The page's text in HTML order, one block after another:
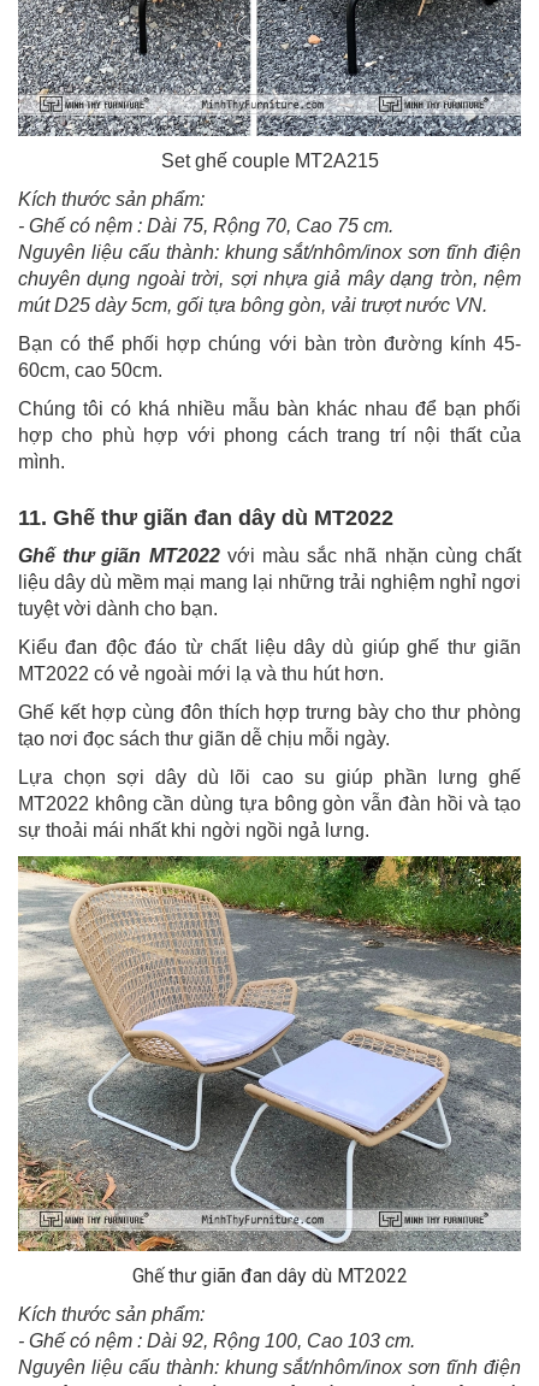
Set ghế couple MT2A215
Kích thước sản phẩm:
- Ghế có nệm : Dài 75, Rộng 70, Cao 75 cm.
Nguyên liệu cấu thành: khung sắt/nhôm/inox sơn tĩnh điện
chuyên dụng ngoài trời, sợi nhựa giả mây dạng tròn, nệm
mút D25 dày 5cm, gối tựa bông gòn, vải trượt nước VN.
Bạn có thể phối hợp chúng với bàn tròn đường kính 45-
60cm, cao 50cm.
Chúng tôi có khá nhiều mẫu bàn khác nhau để bạn phối
hợp cho phù hợp với phong cách trang trí nội thất của
mình.
11. Ghế thư giãn đan dây dù MT2022
Ghế thư giãn MT2022với màu sắc nhã nhặn cùng chất
liệu dây dù mềm mại mang lại những trải nghiệm nghỉ ngơi
tuyệt vời dành cho bạn.
Kiểu đan độc đáo từ chất liệu dây dù giúp ghế thư giãn
MT2022 có vẻ ngoài mới lạ và thu hút hơn.
Ghế kết hợp cùng đôn thích hợp trưng bày cho thư phòng
tạo nơi đọc sách thư giãn dễ chịu mỗi ngày.
Lựa chọn sợi dây dù lõi cao su giúp phần lưng ghế
MT2022 không cần dùng tựa bông gòn vẫn đàn hồi và tạo
sự thoải mái nhất khi ngời ngồi ngả lưng.
Ghế thư giãn đan dây dù MT2022
Kích thước sản phẩm:
- Ghế có nệm : Dài 92, Rộng 100, Cao 103 cm.
Nguyên liệu cấu thành: khung sắt/nhôm/inox sơn tĩnh điện